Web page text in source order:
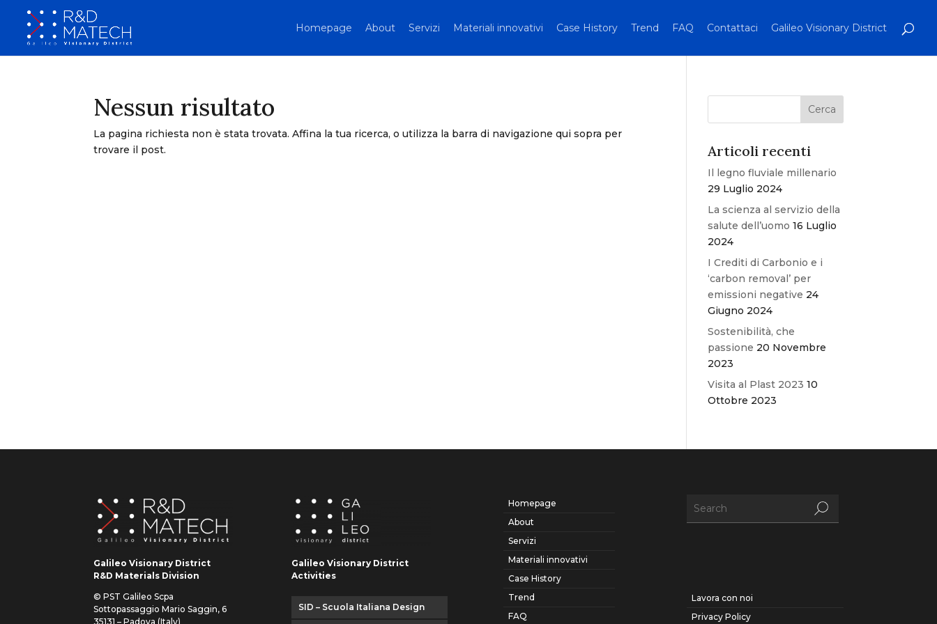
Homepage About Servizi Materiali innovativi Case History Trend FAQ Contattaci Galileo Visionary District
Nessun risultato
La pagina richiesta non è stata trovata. Affina la tua ricerca, o utilizza la barra di navigazione qui sopra per
trovare il post.
Articoli recenti
Il legno fluviale millenario
29 Luglio 2024
La scienza al servizio della
salute dell’uomo 16 Luglio
2024
I Crediti di Carbonio e i
‘carbon removal’ per
emissioni negative 24
Giugno 2024
Sostenibilità, che
passione 20 Novembre
2023
Visita al Plast 2023 10
Ottobre 2023
Galileo Visionary District
R&D Materials Division
© PST Galileo Scpa
Sottopassaggio Mario Saggin, 6
35131 – Padova (Italy)
Galileo Visionary District
Activities
SID – Scuola Italiana Design
Homepage
About
Servizi
Materiali innovativi
Case History
Trend
FAQ
Lavora con noi
Privacy Policy